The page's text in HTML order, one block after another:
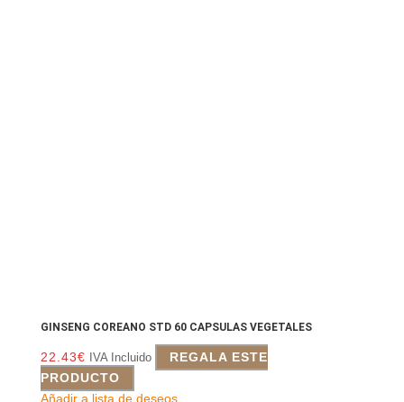
GINSENG COREANO STD 60 CAPSULAS VEGETALES
22.43€ IVA Incluido
REGALA ESTE
PRODUCTO
Añadir a lista de deseos